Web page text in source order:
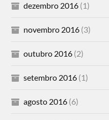
dezembro 2016 (1)
novembro 2016 (3)
outubro 2016 (2)
setembro 2016 (1)
agosto 2016 (6)